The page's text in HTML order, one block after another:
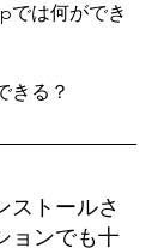
では何ができ
きる？
ストールさ
ョンでも十